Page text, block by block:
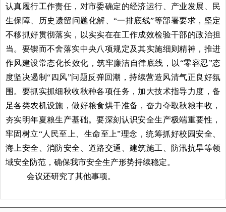
认真履行工作责任，对市委确定的经济运行、产业发展、民
生保障、历史遗留问题化解、“一排底线”等部署要求，坚定
不移抓好贯彻落实，以实实在在工作成效检验干部的政治担
当。要锲而不舍落实中央八项规定及其实施细则精神，推进
作风建设常态化长效化，筑牢廉洁自律底线，以“零容忍”态
度坚决遏制“四风”问题反弹回潮，持续营造风清气正良好氛
围。要抓实抓细秋收秋种各项任务，加大技术指导力度，备
足各类农机设施，做好粮食烘干准备，奋力夺取秋粮丰收，
夯实明年夏粮生产基础。要深刻认识安全生产极端重要性，
牢固树立“人民至上、生命至上”理念，统筹抓好校园安全、
海上安全、消防安全、道路交通、建筑施工、防汛抗旱等领
域安全防范，确保我市安全生产形势持续稳定。
会议还研究了其他事项。